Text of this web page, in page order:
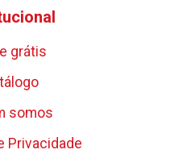
grátis
somos
Privacidade